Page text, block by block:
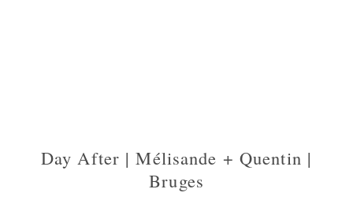
Day After | Mélisande + Quentin |
Bruges